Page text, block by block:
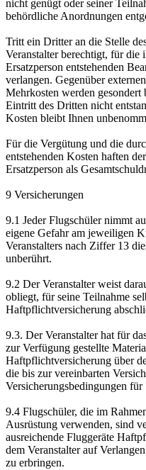
nicht genügt oder seiner
behördliche Anordnungen
Tritt ein Dritter an die Stelle
Veranstalter berechtigt, für die
Ersatzperson entstehenden
verlangen. Gegenüber
Mehrkosten werden
Eintritt des Dritten nicht
Kosten bleibt Ihnen
Für die Vergütung und die
entstehenden Kosten haften
Ersatzperson als
9 Versicherungen
9.1 Jeder Flugschüler nimmt
eigene Gefahr am jeweiligen
Veranstalters nach Ziffer 13
unberührt.
9.2 Der Veranstalter weist
obliegt, für seine Teilnahme
Haftpflichtversicherung
9.3. Der Veranstalter hat für
zur Verfügung gestellte
Haftpflichtversicherung über
die bis zur vereinbarten
Versicherungsbedingungen
9.4 Flugschüler, die im
Ausrüstung verwenden, sind
ausreichende Fluggeräte
dem Veranstalter auf
zu erbringen.